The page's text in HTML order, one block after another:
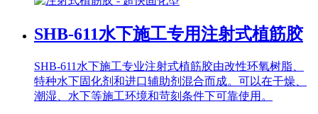
SHB-611水下施工专用注射式植筋胶
SHB-611水下施工专业注射式植筋胶由改性环氧树脂、
特种水下固化剂和进口辅助剂混合而成。可以在干燥、
潮湿、水下等施工环境和苛刻条件下可靠使用。